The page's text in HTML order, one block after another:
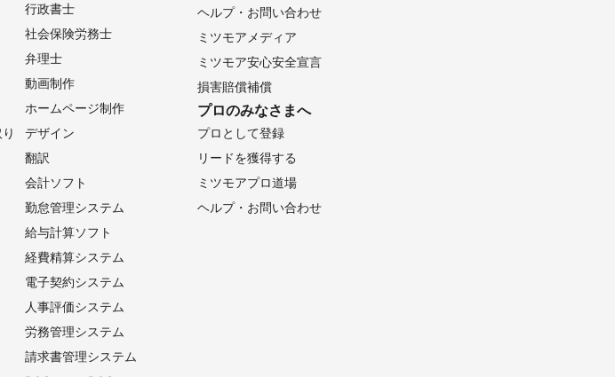
行政書士
社会保険労務士
弁理士
動画制作
ホームページ制作
デザイン
翻訳
会計ソフト
勤怠管理システム
給与計算ソフト
経費精算システム
電子契約システム
人事評価システム
労務管理システム
請求書管理システム
ヘルプ・お問い合わせ
ミツモアメディア
ミツモア安心安全宣言
損害賠償補償
プロのみなさまへ
プロとして登録
リードを獲得する
ミツモアプロ道場
ヘルプ・お問い合わせ